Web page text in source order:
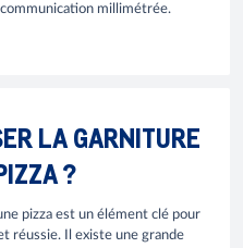
millimétrée.
LA GARNITURE
?
pizza est un élément clé pour
réussie. Il existe une grande